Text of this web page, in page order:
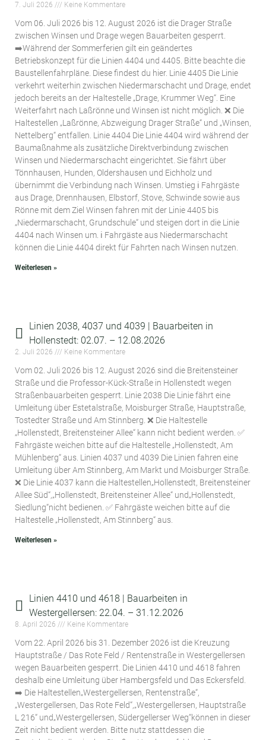
7. Juli 2026 Keine Kommentare
Vom 06. Juli 2026 bis 12. August 2026 ist die Drager Straße
zwischen Winsen und Drage wegen Bauarbeiten gesperrt.
➡️Während der Sommerferien gilt ein geändertes
Betriebskonzept für die Linien 4404 und 4405. Bitte beachte die
Baustellenfahrpläne. Diese findest du hier. Linie 4405 Die Linie
verkehrt weiterhin zwischen Niedermarschacht und Drage, endet
jedoch bereits an der Haltestelle „Drage, Krummer Weg“. Eine
Weiterfahrt nach Laßrönne und Winsen ist nicht möglich. ❌ Die
Haltestellen „Laßrönne, Abzweigung Drager Straße“ und „Winsen,
Nettelberg“ entfallen. Linie 4404 Die Linie 4404 wird während der
Baumaßnahme als zusätzliche Direktverbindung zwischen
Winsen und Niedermarschacht eingerichtet. Sie fährt über
Tönnhausen, Hunden, Oldershausen und Eichholz und
übernimmt die Verbindung nach Winsen. Umstieg ℹ️ Fahrgäste
aus Drage, Drennhausen, Elbstorf, Stove, Schwinde sowie aus
Rönne mit dem Ziel Winsen fahren mit der Linie 4405 bis
„Niedermarschacht, Grundschule“ und steigen dort in die Linie
4404 nach Winsen um. ℹ️ Fahrgäste aus Niedermarschacht
können die Linie 4404 direkt für Fahrten nach Winsen nutzen.
Weiterlesen »
Linien 2038, 4037 und 4039 | Bauarbeiten in
Hollenstedt: 02.07. – 12.08.2026
2. Juli 2026 Keine Kommentare
Vom 02. Juli 2026 bis 12. August 2026 sind die Breitensteiner
Straße und die Professor-Kück-Straße in Hollenstedt wegen
Straßenbauarbeiten gesperrt. Linie 2038 Die Linie fährt eine
Umleitung über Estetalstraße, Moisburger Straße, Hauptstraße,
Tostedter Straße und Am Stinnberg. ❌ Die Haltestelle
„Hollenstedt, Breitensteiner Allee“ kann nicht bedient werden. ✅
Fahrgäste weichen bitte auf die Haltestelle „Hollenstedt, Am
Mühlenberg“ aus. Linien 4037 und 4039 Die Linien fahren eine
Umleitung über Am Stinnberg, Am Markt und Moisburger Straße.
❌ Die Linie 4037 kann die Haltestellen„Hollenstedt, Breitensteiner
Allee Süd“,„Hollenstedt, Breitensteiner Allee“ und„Hollenstedt,
Siedlung“nicht bedienen. ✅ Fahrgäste weichen bitte auf die
Haltestelle „Hollenstedt, Am Stinnberg“ aus.
Weiterlesen »
Linien 4410 und 4618 | Bauarbeiten in
Westergellersen: 22.04. – 31.12.2026
8. April 2026 Keine Kommentare
Vom 22. April 2026 bis 31. Dezember 2026 ist die Kreuzung
Hauptstraße / Das Rote Feld / Rentenstraße in Westergellersen
wegen Bauarbeiten gesperrt. Die Linien 4410 und 4618 fahren
deshalb eine Umleitung über Hambergsfeld und Das Eckersfeld.
➡️ Die Haltestellen„Westergellersen, Rentenstraße“,
„Westergellersen, Das Rote Feld“,„Westergellersen, Hauptstraße
L 216“ und„Westergellersen, Südergellerser Weg“können in dieser
Zeit nicht bedient werden. Bitte nutz stattdessen die